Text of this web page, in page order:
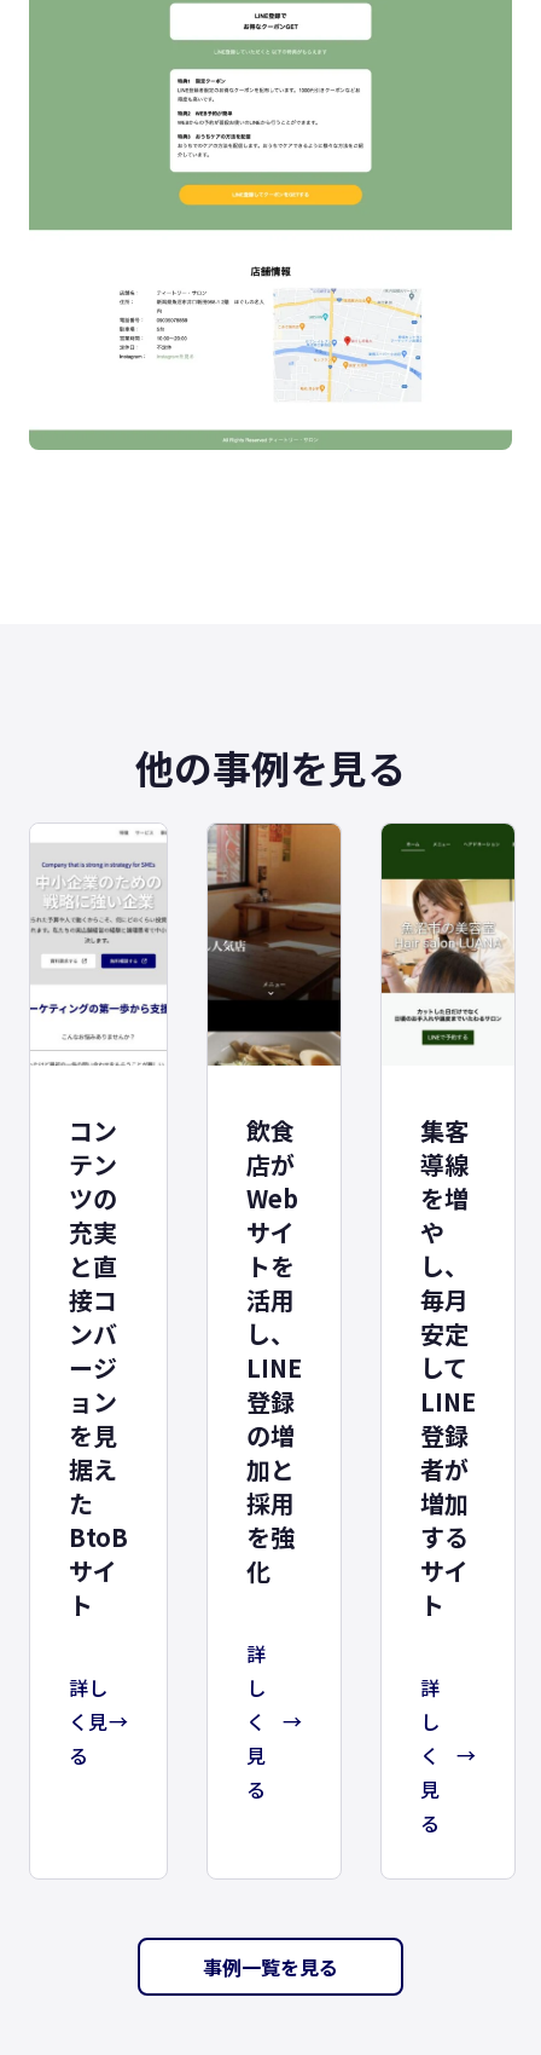
他の事例を見る
コン
テン
ツの
充実
と直
接コ
ンバ
ージ
ョン
を見
据え
た
BtoB
サイ
ト
詳し
く見
る
飲食
店が
Web
サイ
トを
活用
し、
LINE
登録
の増
加と
採用
を強
化
詳
し
く
見
る
集客
導線
を増
や
し、
毎月
安定
して
LINE
登録
者が
増加
する
サイ
ト
詳
し
く
見
る
事例一覧を見る